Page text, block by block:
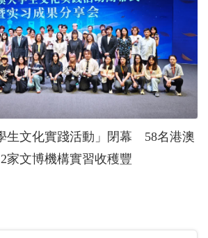
生文化實踐活動」閉幕 58名港澳
家文博機構實習收穫豐